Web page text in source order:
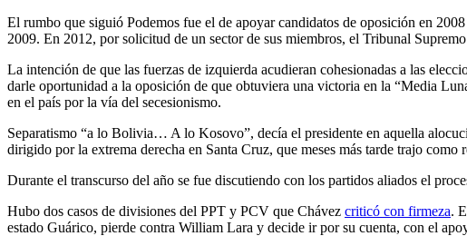
El rumbo que siguió Podemos fue el de apoyar candidatos de oposición en
2009. En 2012, por solicitud de un sector de sus miembros, el Tribunal
La intención de que las fuerzas de izquierda acudieran cohesionadas a las
darle oportunidad a la oposición de que obtuviera una victoria en la “Media
en el país por la vía del secesionismo.
Separatismo “a lo Bolivia… A lo Kosovo”, decía el presidente en aquella
dirigido por la extrema derecha en Santa Cruz, que meses más tarde trajo
Durante el transcurso del año se fue discutiendo con los partidos aliados el
Hubo dos casos de divisiones del PPT y PCV que Chávez criticó con firmeza.
estado Guárico, pierde contra William Lara y decide ir por su cuenta, con el